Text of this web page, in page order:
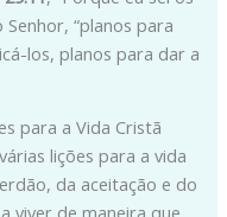
“planos para
los, planos para dar a
para a Vida Cristã
lições para a vida
da aceitação e do